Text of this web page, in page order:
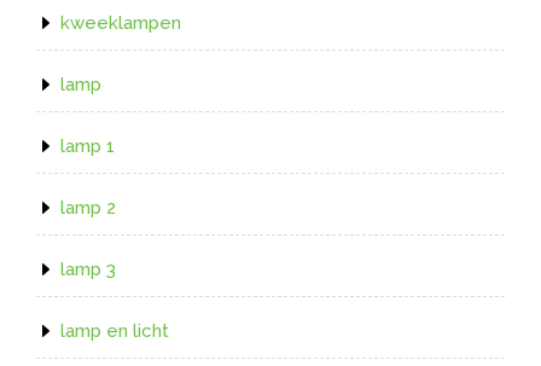
kweeklampen
lamp
lamp 1
lamp 2
lamp 3
lamp en licht